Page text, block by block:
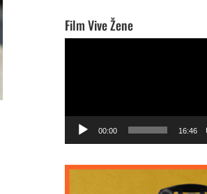
Film Vive Žene
00:00 16:46